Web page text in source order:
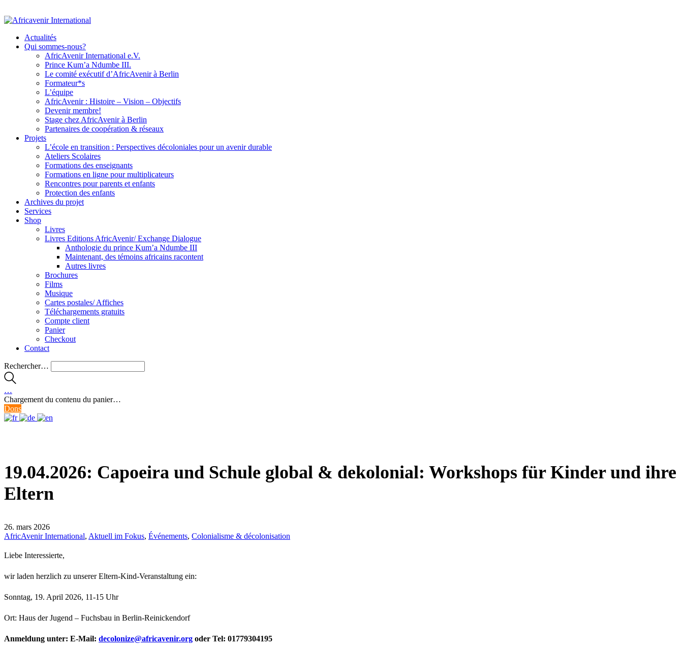
Actualités
Qui sommes-nous?
AfricAvenir International e.V.
Prince Kum’a Ndumbe III.
Le comité exécutif d’AfricAvenir à Berlin
Formateur*s
L’équipe
AfricAvenir : Histoire – Vision – Objectifs
Devenir membre!
Stage chez AfricAvenir à Berlin
Partenaires de coopération & réseaux
Projets
L’école en transition : Perspectives décoloniales pour un avenir durable
Ateliers Scolaires
Formations des enseignants
Formations en ligne pour multiplicateurs
Rencontres pour parents et enfants
Protection des enfants
Archives du projet
Services
Shop
Livres
Livres Editions AfricAvenir/ Exchange Dialogue
Anthologie du prince Kum’a Ndumbe III
Maintenant, des témoins africains racontent
Autres livres
Brochures
Films
Musique
Cartes postales/ Affiches
Téléchargements gratuits
Compte client
Panier
Checkout
Contact
Rechercher…
…
Chargement du contenu du panier…
Dons
19.04.2026: Capoeira und Schule global & dekolonial: Workshops für Kinder und ihre
Eltern
26. mars 2026
AfricAvenir International, Aktuell im Fokus, Événements, Colonialisme & décolonisation
Liebe Interessierte,
wir laden herzlich zu unserer Eltern-Kind-Veranstaltung ein:
Sonntag, 19. April 2026, 11-15 Uhr
Ort: Haus der Jugend – Fuchsbau in Berlin-Reinickendorf
Anmeldung unter: E-Mail: gro.rinevacirfa@ezinoloced oder Tel: 01779304195